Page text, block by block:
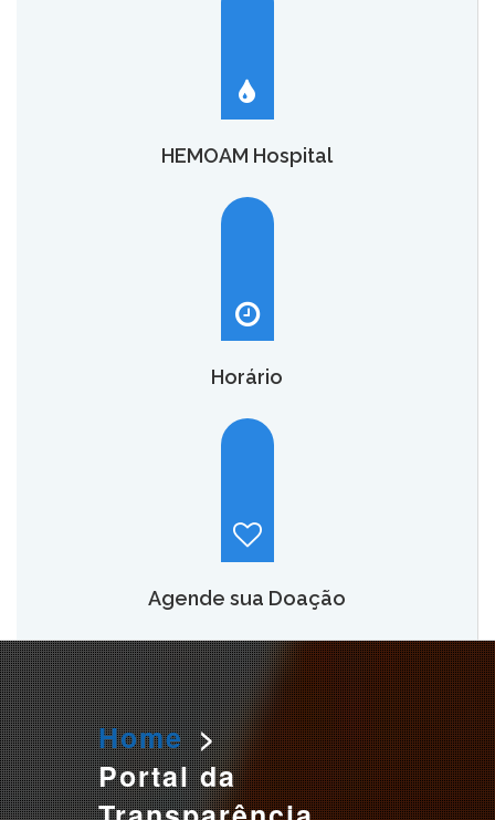
HEMOAM Hospital
O HEMOAM Hospital vai aumentar em até seis vezes a
Horário
Segunda a sábado, das 7h às 18h.
Agende sua Doação
O AGENDAMENTO PELO SITE ESTÁ TEMPORARIAMENTE
SUSPENSO. PARA AGENDAR SUA DOAÇÃO LIGUE PARA:
3655 0166 OU 984319920 (WHATSAPP)
Home >
Portal da